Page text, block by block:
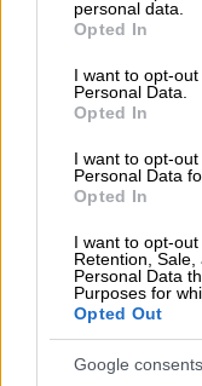
grant or deny
use your data for
consent section.
personal data.
Opted In
I want to opt-
Personal Data.
Opted In
I want to opt-
Personal Data
Opted In
I want to opt-out
Retention,
Personal Data
Purposes for
Opted Out
Google consents
Το «GTK»
2024 καιαπό
βρέθηκε στην
Spotify,
επιδόσεις σε